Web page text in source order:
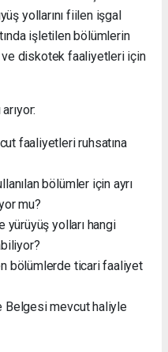
yollarını fiilen işgal
işletilen bölümlerin
diskotek faaliyetleri için
faaliyetleri ruhsatına
bölümler için ayrı
mu?
yürüyüş yolları hangi
bölümlerde ticari faaliyet
Belgesi mevcut haliyle